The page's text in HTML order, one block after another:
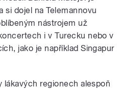
si dojel na Telemannovu
nástrojem už
i v Turecku nebo v
jako je například Singapur
regionech alespoň